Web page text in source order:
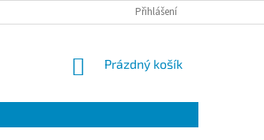
Přihlášení
NÁKUPNÍ
Prázdný košík